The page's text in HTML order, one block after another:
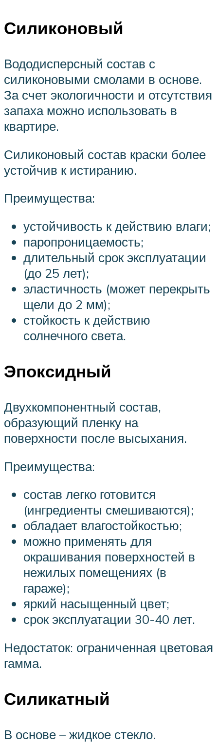
Силиконовый
Вододисперсный состав с
силиконовыми смолами в основе.
За счет экологичности и отсутствия
запаха можно использовать в
квартире.
Силиконовый состав краски более
устойчив к истиранию.
Преимущества:
устойчивость к действию влаги;
паропроницаемость;
длительный срок эксплуатации
(до 25 лет);
эластичность (может перекрыть
щели до 2 мм);
стойкость к действию
солнечного света.
Эпоксидный
Двухкомпонентный состав,
образующий пленку на
поверхности после высыхания.
Преимущества:
состав легко готовится
(ингредиенты смешиваются);
обладает влагостойкостью;
можно применять для
окрашивания поверхностей в
нежилых помещениях (в
гараже);
яркий насыщенный цвет;
срок эксплуатации 30-40 лет.
Недостаток: ограниченная цветовая
гамма.
Силикатный
В основе – жидкое стекло.